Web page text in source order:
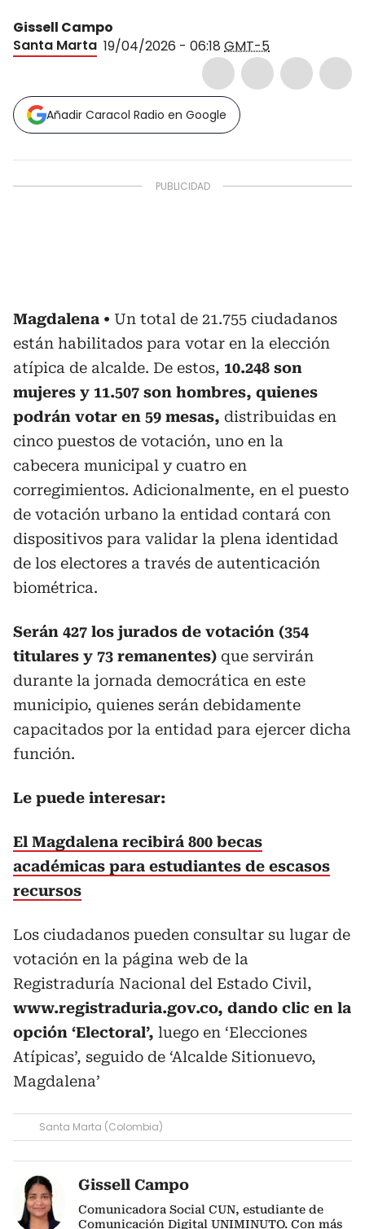
Gissell Campo
Santa Marta 19/04/2026 - 06:18 GMT-5
Añadir Caracol Radio en Google
Magdalena
Un total de 21.755 ciudadanos
están habilitados para votar en la elección
atípica de alcalde. De estos, 10.248 son
mujeres y 11.507 son hombres, quienes
podrán votar en 59 mesas, distribuidas en
cinco puestos de votación, uno en la
cabecera municipal y cuatro en
corregimientos. Adicionalmente, en el puesto
de votación urbano la entidad contará con
dispositivos para validar la plena identidad
de los electores a través de autenticación
biométrica.
Serán 427 los jurados de votación (354
titulares y 73 remanentes) que servirán
durante la jornada democrática en este
municipio, quienes serán debidamente
capacitados por la entidad para ejercer dicha
función.
Le puede interesar:
El Magdalena recibirá 800 becas
académicas para estudiantes de escasos
recursos
Los ciudadanos pueden consultar su lugar de
votación en la página web de la
Registraduría Nacional del Estado Civil,
www.registraduria.gov.co, dando clic en la
opción ‘Electoral’, luego en ‘Elecciones
Atípicas’, seguido de ‘Alcalde Sitionuevo,
Magdalena’
Santa Marta (Colombia)
Gissell Campo
Comunicadora Social CUN, estudiante de
Comunicación Digital UNIMINUTO. Con más